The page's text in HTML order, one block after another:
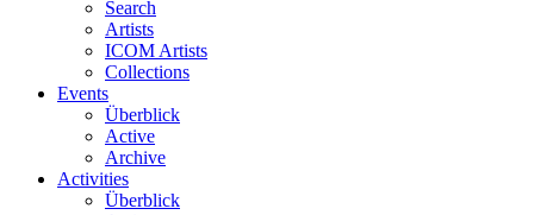
Search
Artists
ICOM Artists
Collections
Events
Überblick
Active
Archive
Activities
Überblick